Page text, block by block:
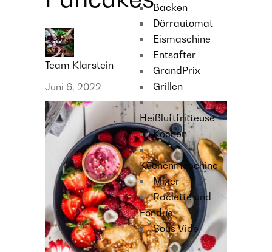
Backen
Dörrautomat
Eismaschine
Entsafter
GrandPrix
Grillen
Heißluftfritteuse
Kochen
Küchenmaschine
Mixer
Raclette und
Fondue
Sous Vide
Team Klarstein
Juni 6, 2022